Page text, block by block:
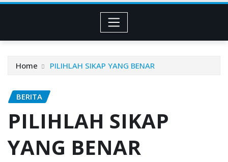
Home PILIHLAH SIKAP YANG BENAR
BERITA
PILIHLAH SIKAP
YANG BENAR